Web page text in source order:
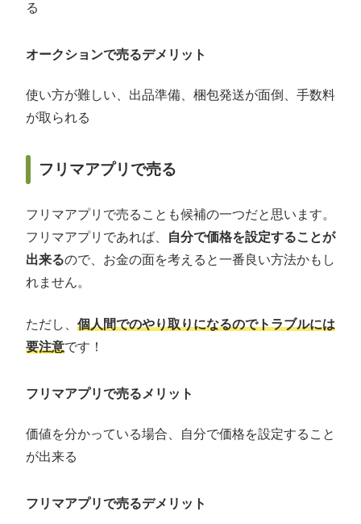
る
オークションで売るデメリット
使い方が難しい、出品準備、梱包発送が面倒、手数料
が取られる
フリマアプリで売る
フリマアプリで売ることも候補の一つだと思います。
フリマアプリであれば、
自分で価格を設定することが
出来るので、お金の面を考えると一番良い方法かもし
れません。
ただし、 個人間でのやり取りになるのでトラブルには
要注意です！
フリマアプリで売るメリット
価値を分かっている場合、自分で価格を設定すること
が出来る
フリマアプリで売るデメリット